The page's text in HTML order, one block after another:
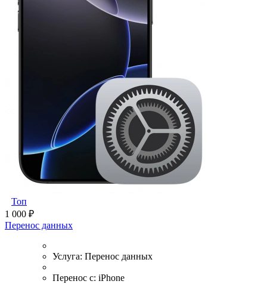
Топ
1 000 ₽
Перенос данных
Услуга: Перенос данных
Перенос с: iPhone